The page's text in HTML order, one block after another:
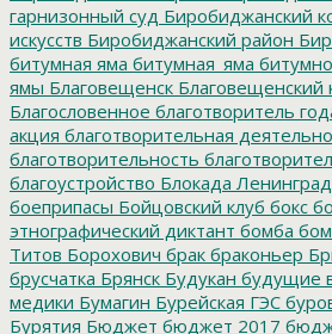
гарнизонный суд Биробиджанский
искусств Биробиджанский район
битумная яма битумная_яма
ямы Благовещенск
Благословенное благотворитель
акция благотворительная
благотворительность
благоустройство Блокада
боеприпасы Бойцовский клуб бокс
этнографический диктант бомба
Титов Борохович брак браконьер
брусчатка Брянск Будукан будущие
медики Бумагин Бурейская ГЭС
Бурятия Бюджет бюджет 2017